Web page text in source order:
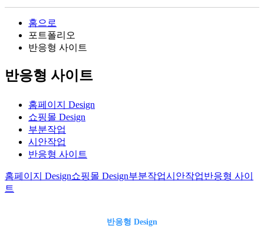
홈으로
포트폴리오
반응형 사이트
반응형 사이트
홈페이지 Design
쇼핑몰 Design
부분작업
시안작업
반응형 사이트
홈페이지 Design쇼핑몰 Design부분작업시안작업반응형 사이
트
반응형 Design